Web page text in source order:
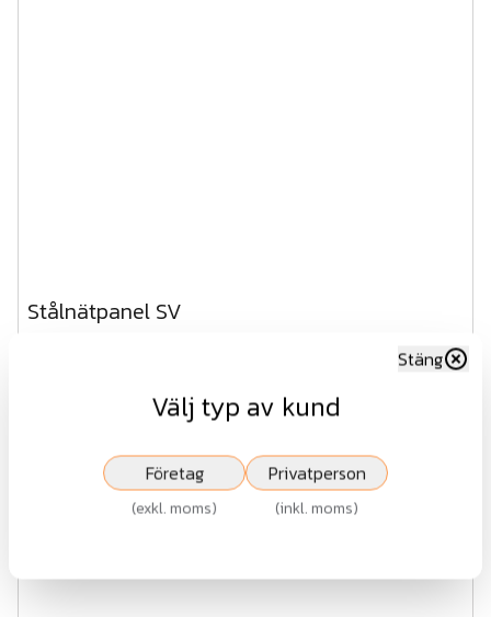
Stålnätpanel SV
Visa
Välj typ av kund
Stäng
Företag
(exkl. moms)
Privatperson
(inkl. moms)